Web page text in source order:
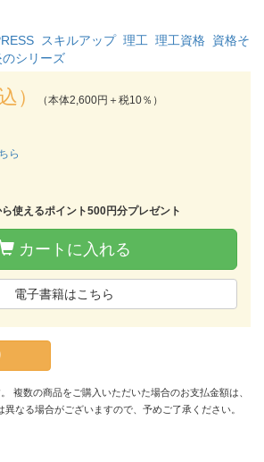
スキルアップ 理工 理工資格 資格そ
のシリーズ
） （本体2,600円＋税10％）
ら
使えるポイント500円分プレゼント
カートに入れる
電子書籍はこちら
複数の商品をご購入いただいた場合のお支払金額は、
なる場合がございますので、予めご了承ください。